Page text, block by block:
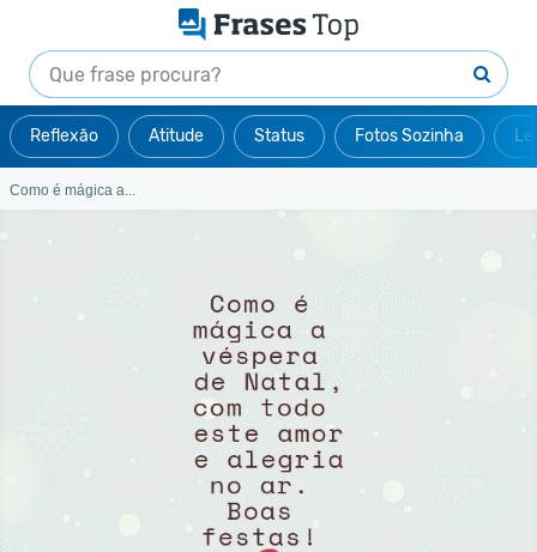
Reflexão Atitude Status Fotos Sozinha
Como é mágica a...